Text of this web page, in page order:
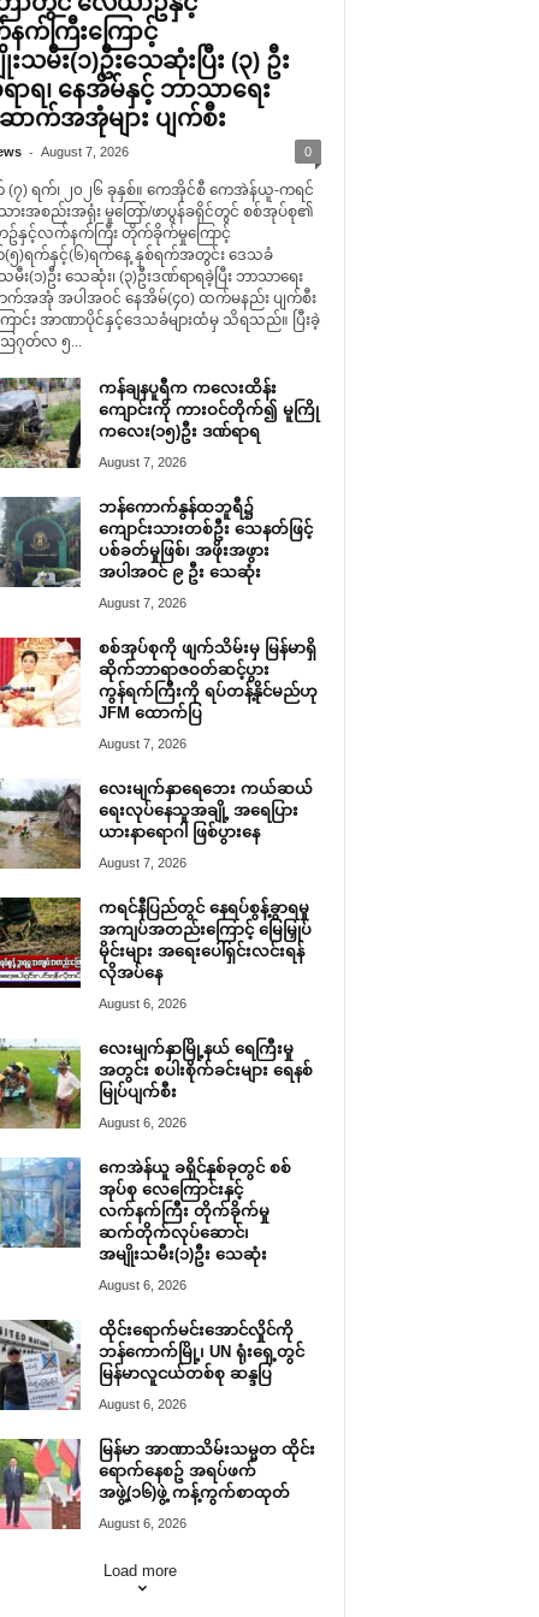
က်ကြီးကြောင့်
သမီး(၁)ဦးသေဆုံးပြီး (၃) ဦး
ာရ၊ နေအိမ်နှင့် ဘာသာရေး
ာက်အအုံများ ပျက်စီး
- August 7, 2026 0
၇) ရက်၊ ၂၀၂၆ ခုနှစ်။ ကေအိုင်စီ ကေအဲန်ယူ-ကရင်
ားအစည်းအရုံး မူတြော်/ဖာပွန်ခရိုင်တွင် စစ်အုပ်စု၏
ဥ်နှင့်လက်နက်ကြီး တိုက်ခိုက်မှုကြောင့်
)ရက်နှင့်(၆)ရက်နေ့ နှစ်ရက်အတွင်း ဒေသခံ
မီး(၁)ဦး သေဆုံး၊ (၃)ဦးဒဏ်ရာရခဲ့ပြီး ဘာသာရေး
အအုံ အပါအဝင် နေအိမ်(၄၀) ထက်မနည်း ပျက်စီး
ောင်း အာဏာပိုင်နှင့်ဒေသခံများထံမှ သိရသည်။ ပြီးခဲ့
ဂုတ်လ ၅...
ကန်ချနပူရီက ကလေးထိန်း
ကျောင်းကို ကားဝင်တိုက်၍ မူကြို
ကလေး(၁၅)ဦး ဒဏ်ရာရ
August 7, 2026
ဘန်ကောက်နွန်ထဘူရီ၌
ကျောင်းသားတစ်ဦး သေနတ်ဖြင့်
ပစ်ခတ်မှုဖြစ်၊ အဖိုးအဖွား
အပါအဝင် ၉ ဦး သေဆုံး
August 7, 2026
စစ်အုပ်စုကို ဖျက်သိမ်းမှ မြန်မာရှိ
ဆိုက်ဘာရာဇဝတ်ဆင့်ပွား
ကွန်ရက်ကြီးကို ရပ်တန့်နိုင်မည်ဟု
JFM ထောက်ပြ
August 7, 2026
လေးမျက်နှာရေဘေး ကယ်ဆယ်
ရေးလုပ်နေသူအချို့ အရေပြား
ယားနာရောဂါ ဖြစ်ပွားနေ
August 7, 2026
ကရင်နီပြည်တွင် နေရပ်စွန့်ခွာရမှု
အကျပ်အတည်းကြောင့် မြေမြှုပ်
မိုင်းများ အရေးပေါ်ရှင်းလင်းရန်
လိုအပ်နေ
August 6, 2026
လေးမျက်နှာမြို့နယ် ရေကြီးမှု
အတွင်း စပါးစိုက်ခင်းများ ရေနစ်
မြုပ်ပျက်စီး
August 6, 2026
ကေအဲန်ယူ ခရိုင်နှစ်ခုတွင် စစ်
အုပ်စု လေကြောင်းနှင့်
လက်နက်ကြီး တိုက်ခိုက်မှု
ဆက်တိုက်လုပ်ဆောင်၊
အမျိုးသမီး(၁)ဦး သေဆုံး
August 6, 2026
ထိုင်းရောက်မင်းအောင်လှိုင်ကို
ဘန်ကောက်မြို့၊ UN ရုံးရှေ့တွင်
မြန်မာလူငယ်တစ်စု ဆန္ဒပြ
August 6, 2026
မြန်မာ အာဏာသိမ်းသမ္မတ ထိုင်း
ရောက်နေစဥ် အရပ်ဖက်
အဖွဲ့(၁၆)ဖွဲ့ ကန့်ကွက်စာထုတ်
August 6, 2026
Load more